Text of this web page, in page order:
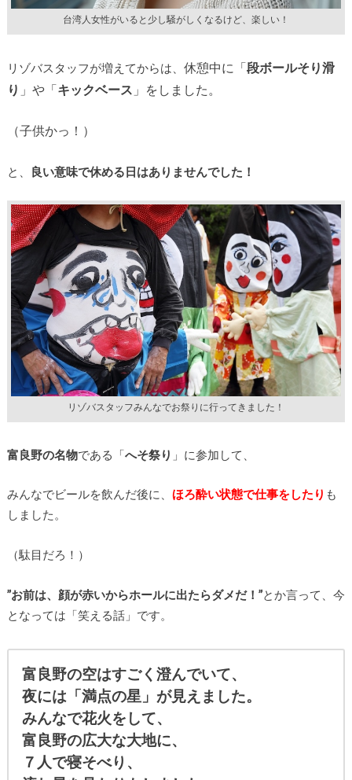
台湾人女性がいると少し騒がしくなるけど、楽しい！
リゾバスタッフが増えてからは、 休憩中に「段ボールそり滑
り 」や「キックベース 」をしました。
（子供かっ！）
と、 良い意味で休める日はありませんでした！
リゾバスタッフみんなでお祭りに行ってきました！
富良野の名物である「へそ祭り 」に参加して、
みんなでビールを飲んだ後に、 ほろ酔い状態で仕事をしたり も
しました。
（駄目だろ！）
”お前は、顔が赤いからホールに出たらダメだ！”とか言って、今
となっては「笑える話」です。
富良野の空はすごく澄んでいて、
夜には「満点の星」が見えました。
みんなで花火をして、
富良野の広大な大地に、
７人で寝そべり、